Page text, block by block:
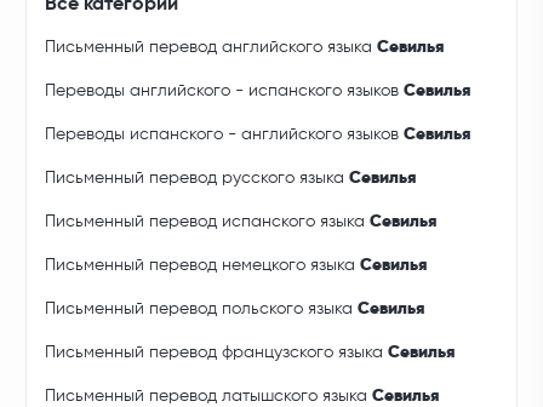
Все категории
Письменный перевод английского языкаСевилья
Переводы английского - испанского языковСевилья
Переводы испанского - английского языковСевилья
Письменный перевод русского языкаСевилья
Письменный перевод испанского языкаСевилья
Письменный перевод немецкого языкаСевилья
Письменный перевод польского языкаСевилья
Письменный перевод французского языкаСевилья
Письменный перевод латышского языкаСевилья